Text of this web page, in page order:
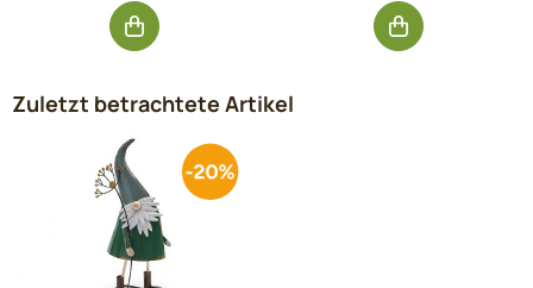
Zuletzt betrachtete Artikel